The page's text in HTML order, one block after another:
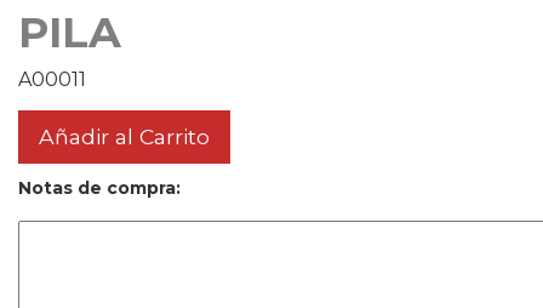
PILA
A00011
Añadir al Carrito
Notas de compra: